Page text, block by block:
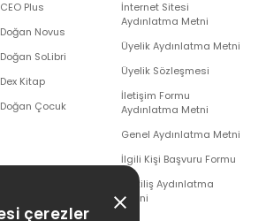
CEO Plus
Doğan Novus
Doğan SoLibri
Dex Kitap
Doğan Çocuk
İnternet Sitesi
Aydınlatma Metni
Üyelik Aydınlatma Metni
Üyelik Sözleşmesi
İletişim Formu
Aydınlatma Metni
Genel Aydınlatma Metni
İlgili Kişi Başvuru Formu
Çekiliş Aydınlatma
Metni
çerezler